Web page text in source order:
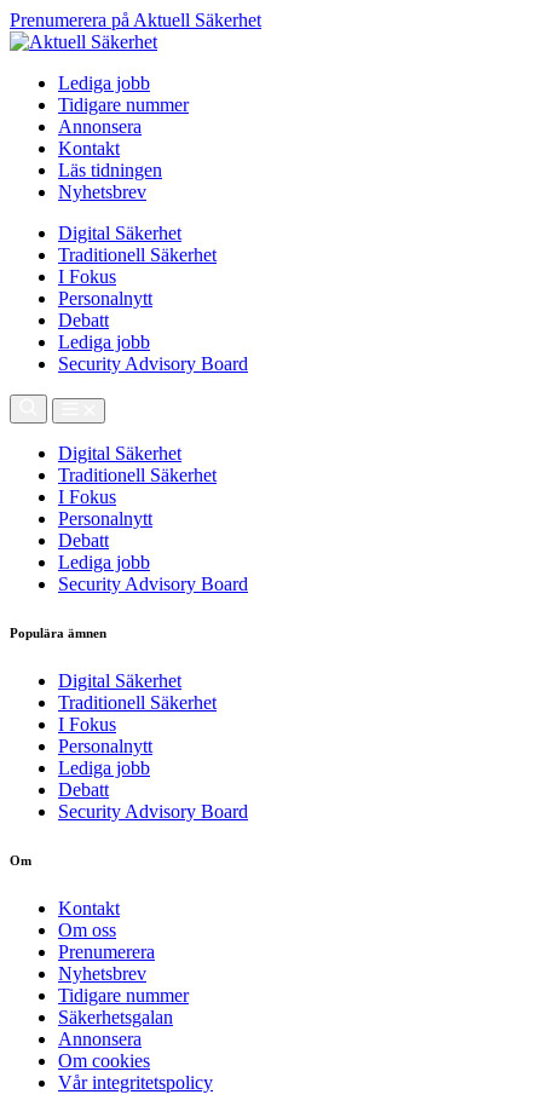
Prenumerera på Aktuell Säkerhet
Lediga jobb
Tidigare nummer
Annonsera
Kontakt
Läs tidningen
Nyhetsbrev
Digital Säkerhet
Traditionell Säkerhet
I Fokus
Personalnytt
Debatt
Lediga jobb
Security Advisory Board
Digital Säkerhet
Traditionell Säkerhet
I Fokus
Personalnytt
Debatt
Lediga jobb
Security Advisory Board
Populära ämnen
Digital Säkerhet
Traditionell Säkerhet
I Fokus
Personalnytt
Lediga jobb
Debatt
Security Advisory Board
Om
Kontakt
Om oss
Prenumerera
Nyhetsbrev
Tidigare nummer
Säkerhetsgalan
Annonsera
Om cookies
Vår integritetspolicy